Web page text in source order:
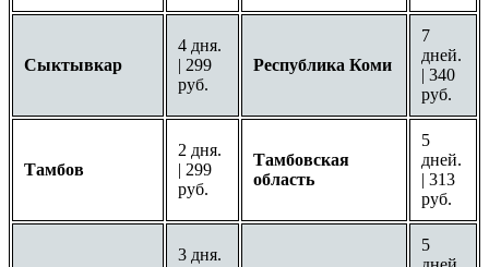
Сыктывкар
4 дня.
| 299
руб.
Республика Коми
7
дней.
| 340
руб.
Тамбов
2 дня.
| 299
руб.
Тамбовская
область
5
дней.
| 313
руб.
3 дня.
5